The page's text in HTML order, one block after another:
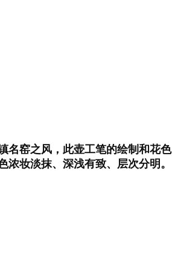
名窑之风，此壶工笔的绘制和花色
妆淡抹、深浅有致、层次分明。